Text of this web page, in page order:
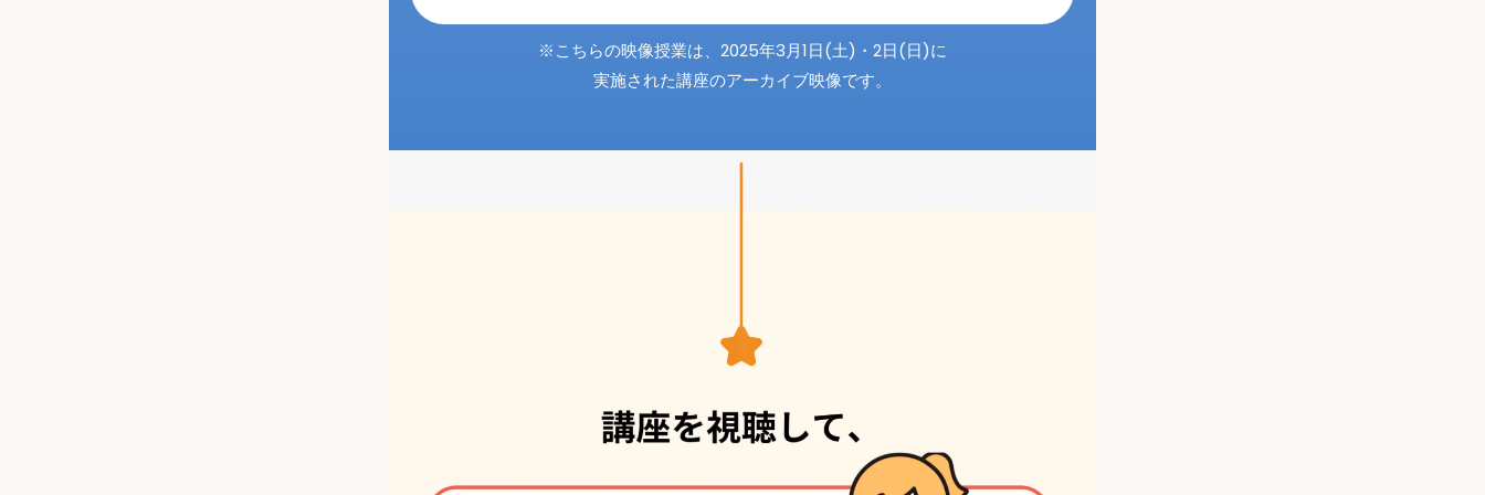
※こちらの映像授業は、2025年3月1日(土)・2日(日)に
実施された講座のアーカイブ映像です。